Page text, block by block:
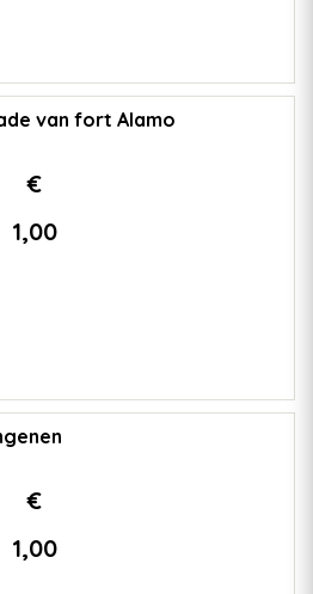
van fort Alamo
€
1,00
€
1,00